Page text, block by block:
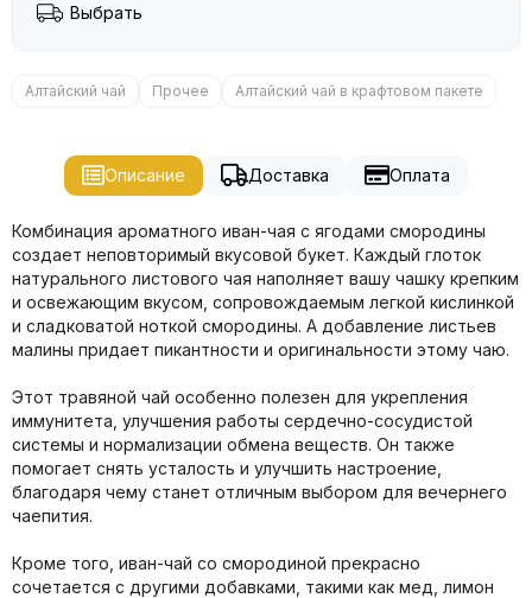
Выбрать
Алтайский чай Прочее Алтайский чай в крафтовом пакете
Описание Доставка Оплата
Комбинация ароматного иван-чая с ягодами смородины
создает неповторимый вкусовой букет. Каждый глоток
натурального листового чая наполняет вашу чашку крепким
и освежающим вкусом, сопровождаемым легкой кислинкой
и сладковатой ноткой смородины. А добавление листьев
малины придает пикантности и оригинальности этому чаю.
Этот травяной чай особенно полезен для укрепления
иммунитета, улучшения работы сердечно-сосудистой
системы и нормализации обмена веществ. Он также
помогает снять усталость и улучшить настроение,
благодаря чему станет отличным выбором для вечернего
чаепития.
Кроме того, иван-чай со смородиной прекрасно
сочетается с другими добавками, такими как мед, лимон